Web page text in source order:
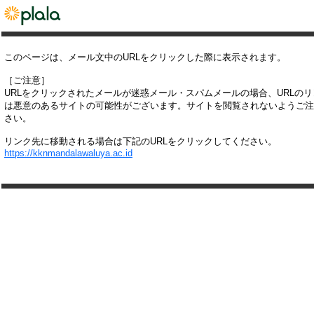
このページは、メール文中のURLをクリックした際に表示されます。
［ご注意］
URLをクリックされたメールが迷惑メール・スパムメールの場合、URLの
は悪意のあるサイトの可能性がございます。サイトを閲覧されないようご
さい。
リンク先に移動される場合は下記のURLをクリックしてください。
https://kknmandalawaluya.ac.id